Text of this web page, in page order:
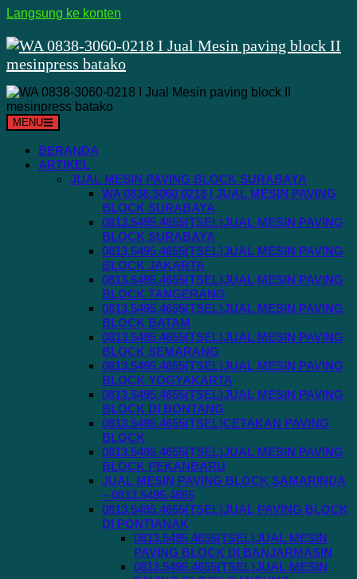
Langsung ke konten
MENU
BERANDA
ARTIKEL
JUAL MESIN PAVING BLOCK SURABAYA
WA 0838.3060.0218 I JUAL MESIN PAVING
BLOCK SURABAYA
0813.5495.4655(TSEL)JUAL MESIN PAVING
BLOCK SURABAYA
0813.5495.4655(TSEL)JUAL MESIN PAVING
BLOCK JAKARTA
0813.5495.4655(TSEL)JUAL MESIN PAVING
BLOCK TANGERANG
0813.5495.4655(TSEL)JUAL MESIN PAVING
BLOCK BATAM
0813.5495.4655(TSEL)JUAL MESIN PAVING
BLOCK SEMARANG
0813.5495.4655(TSEL)JUAL MESIN PAVING
BLOCK YOGYAKARTA
0813.5495.4655(TSEL)JUAL MESIN PAVING
BLOCK DI BONTANG
0813.5495.4655(TSEL)CETAKAN PAVING
BLOCK
0813.5495.4655(TSEL)JUAL MESIN PAVING
BLOCK PEKANBARU
JUAL MESIN PAVING BLOCK SAMARINDA
– 0813.5495.4655
0813.5495.4655(TSEL)JUAL PAVING BLOCK
DI PONTIANAK
0813.5495.4655(TSEL)JUAL MESIN
PAVING BLOCK DI BANJARMASIN
0813.5495.4655(TSEL)JUAL MESIN